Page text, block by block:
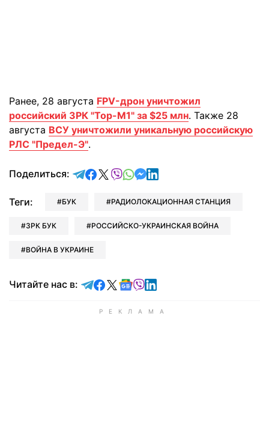
Ранее, 28 августа FPV-дрон уничтожил
российский ЗРК "Тор-М1" за $25 млн. Также 28
августа ВСУ уничтожили уникальную российскую
РЛС "Предел-Э".
Поделиться: отправить в Telegram
поделиться в Facebook
поделиться в X
отправить в Viber
отправить в Whatsapp
отправить в Messenger
отправить в LinkedIn
Теги: БУК РАДИОЛОКАЦИОННАЯ СТАНЦИЯ
ЗРК БУК РОССИЙСКО-УКРАИНСКАЯ ВОЙНА
ВОЙНА В УКРАИНЕ
Читайте нас в: Читайте в Telegram
Читайте в Facebook
Читайте в X
Читайте в Google news
Читайте в Viber
Читайте в LinkedIn